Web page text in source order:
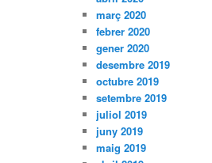
març 2020
febrer 2020
gener 2020
desembre 2019
octubre 2019
setembre 2019
juliol 2019
juny 2019
maig 2019